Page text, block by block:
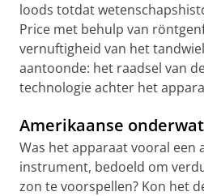
loods totdat
Price met behulp van
vernuftigheid van het
aantoonde: het raadsel van
technologie achter het
Amerikaanse
Was het apparaat vooral een
instrument, bedoeld om
zon te voorspellen? Kon het